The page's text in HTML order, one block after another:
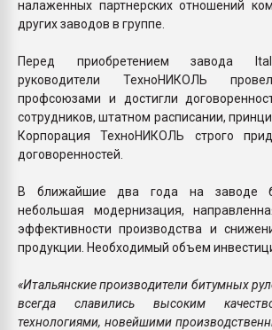
налаженных партнерских отношений
других заводов в группе.
Перед приобретением завода
руководители ТехноНИКОЛЬ
профсоюзами и достигли
сотрудников, штатном расписании,
Корпорация ТехноНИКОЛЬ строго
договоренностей.
В ближайшие два года на заводе
небольшая модернизация,
эффективности производства и
продукции. Необходимый объем
«Итальянские производители битумных
всегда славились высоким
технологиями, новейшими